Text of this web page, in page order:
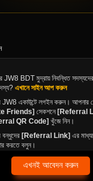
ডিপোজিট
JW8 BDT মুদ্রায় নিবন্ধিত
এখানে সাইন আপ করুন
JW8 একাউন্টে লগইন করুন। আপনার
Friends] সেকশনে [Referral
QR Code] খুঁজে নিন।
[Referral Link] এর
করতে বলুন।
পর, আপনি আপনার বন্ধুদের প্রতিটি
০.৬৫% কমিশনউপভোগ করতে
এখনই আবেদন করুন